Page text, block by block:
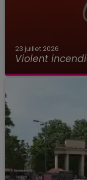
23 juillet 2026
Violent